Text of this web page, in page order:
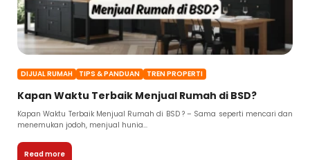
DIJUAL RUMAH TIPS & PANDUAN TREN PROPERTI
Kapan Waktu Terbaik Menjual Rumah di BSD?
Kapan Waktu Terbaik Menjual Rumah di BSD ? – Sama seperti mencari dan
menemukan jodoh, menjual hunia...
Read more